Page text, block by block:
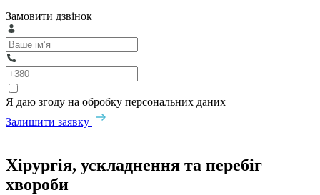
Замовити дзвінок
Я даю згоду на обробку персональних даних
Залишити заявку
Хірургія, ускладнення та перебіг
хвороби